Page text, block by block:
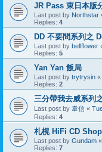
JR Pass 東日本版
Last post by Northstar
Replies: 4
DD 不要問系列之
Last post by bellflower
Replies: 5
Yan Yan 飯局
Last post by trytrysin «
Replies: 2
三分帶我去威系列
Last post by 韋信 «
Replies: 4
札榥 HiFi CD
Last post by Gundam «
Replies: 7